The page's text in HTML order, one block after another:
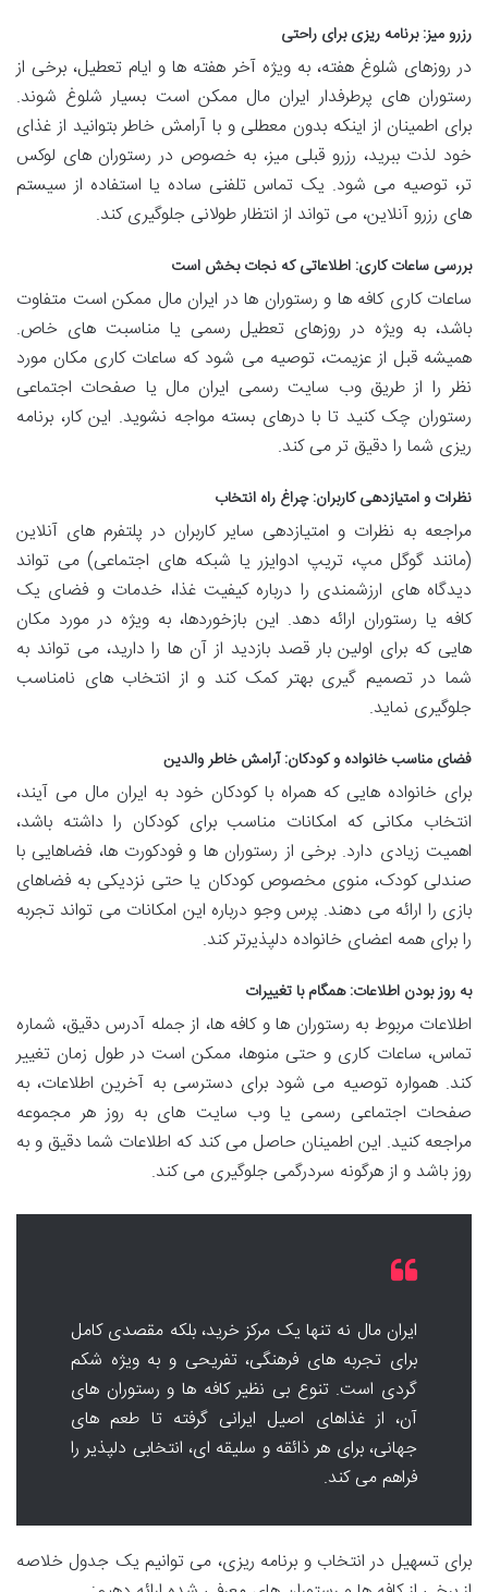
رزرو میز: برنامه ریزی برای راحتی
در روزهای شلوغ هفته، به ویژه آخر هفته ها و ایام تعطیل، برخی از
رستوران های پرطرفدار ایران مال ممکن است بسیار شلوغ شوند.
برای اطمینان از اینکه بدون معطلی و با آرامش خاطر بتوانید از غذای
خود لذت ببرید، رزرو قبلی میز، به خصوص در رستوران های لوکس
تر، توصیه می شود. یک تماس تلفنی ساده یا استفاده از سیستم
های رزرو آنلاین، می تواند از انتظار طولانی جلوگیری کند.
بررسی ساعات کاری: اطلاعاتی که نجات بخش است
ساعات کاری کافه ها و رستوران ها در ایران مال ممکن است متفاوت
باشد، به ویژه در روزهای تعطیل رسمی یا مناسبت های خاص.
همیشه قبل از عزیمت، توصیه می شود که ساعات کاری مکان مورد
نظر را از طریق وب سایت رسمی ایران مال یا صفحات اجتماعی
رستوران چک کنید تا با درهای بسته مواجه نشوید. این کار، برنامه
ریزی شما را دقیق تر می کند.
نظرات و امتیازدهی کاربران: چراغ راه انتخاب
مراجعه به نظرات و امتیازدهی سایر کاربران در پلتفرم های آنلاین
(مانند گوگل مپ، تریپ ادوایزر یا شبکه های اجتماعی) می تواند
دیدگاه های ارزشمندی را درباره کیفیت غذا، خدمات و فضای یک
کافه یا رستوران ارائه دهد. این بازخوردها، به ویژه در مورد مکان
هایی که برای اولین بار قصد بازدید از آن ها را دارید، می تواند به
شما در تصمیم گیری بهتر کمک کند و از انتخاب های نامناسب
جلوگیری نماید.
فضای مناسب خانواده و کودکان: آرامش خاطر والدین
برای خانواده هایی که همراه با کودکان خود به ایران مال می آیند،
انتخاب مکانی که امکانات مناسب برای کودکان را داشته باشد،
اهمیت زیادی دارد. برخی از رستوران ها و فودکورت ها، فضاهایی با
صندلی کودک، منوی مخصوص کودکان یا حتی نزدیکی به فضاهای
بازی را ارائه می دهند. پرس وجو درباره این امکانات می تواند تجربه
را برای همه اعضای خانواده دلپذیرتر کند.
به روز بودن اطلاعات: همگام با تغییرات
اطلاعات مربوط به رستوران ها و کافه ها، از جمله آدرس دقیق، شماره
تماس، ساعات کاری و حتی منوها، ممکن است در طول زمان تغییر
کند. همواره توصیه می شود برای دسترسی به آخرین اطلاعات، به
صفحات اجتماعی رسمی یا وب سایت های به روز هر مجموعه
مراجعه کنید. این اطمینان حاصل می کند که اطلاعات شما دقیق و به
روز باشد و از هرگونه سردرگمی جلوگیری می کند.
ایران مال نه تنها یک مرکز خرید، بلکه مقصدی کامل
برای تجربه های فرهنگی، تفریحی و به ویژه شکم
گردی است. تنوع بی نظیر کافه ها و رستوران های
آن، از غذاهای اصیل ایرانی گرفته تا طعم های
جهانی، برای هر ذائقه و سلیقه ای، انتخابی دلپذیر را
فراهم می کند.
برای تسهیل در انتخاب و برنامه ریزی، می توانیم یک جدول خلاصه